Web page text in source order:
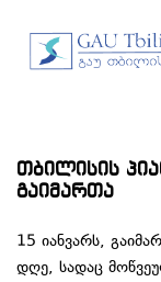
თბილისის
გაიმართა
15 იანვარს,
დღე, სადაც